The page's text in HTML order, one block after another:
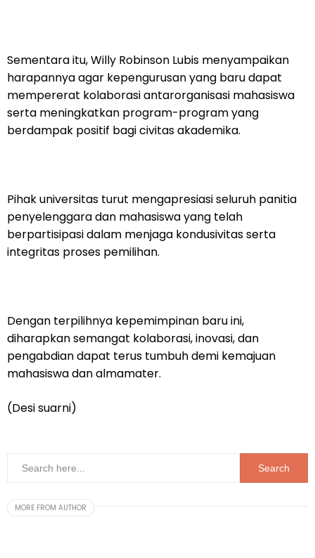
Sementara itu, Willy Robinson Lubis menyampaikan
harapannya agar kepengurusan yang baru dapat
mempererat kolaborasi antarorganisasi mahasiswa
serta meningkatkan program-program yang
berdampak positif bagi civitas akademika.
Pihak universitas turut mengapresiasi seluruh panitia
penyelenggara dan mahasiswa yang telah
berpartisipasi dalam menjaga kondusivitas serta
integritas proses pemilihan.
Dengan terpilihnya kepemimpinan baru ini,
diharapkan semangat kolaborasi, inovasi, dan
pengabdian dapat terus tumbuh demi kemajuan
mahasiswa dan almamater.
(Desi suarni)
MORE FROM AUTHOR